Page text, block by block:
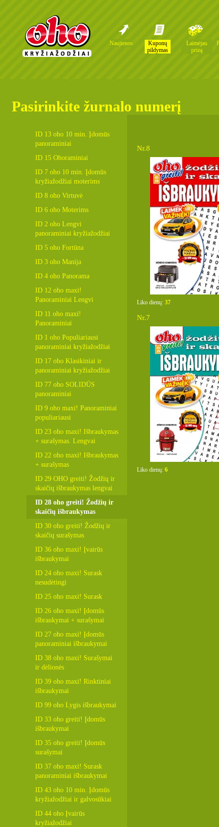
Naujienos
Kuponų
pildymas
Laimėjau
prizą
Pasirinkite žurnalo numerį
ID 13 oho 10 min. Įdomūs
panoraminiai
ID 15 Ohoraminiai
ID 7 oho 10 min. Įdomūs
kryžiažodžiai moterims
ID 8 oho Virtuvė
ID 6 oho Moterims
ID 2 oho Lengvi
panoraminiai kryžiažodžiai
ID 5 oho Fortūna
ID 3 oho Manija
ID 4 oho Panorama
ID 12 oho maxi!
Panoraminiai Lengvi
ID 11 oho maxi!
Panoraminiai
ID 1 oho Populiariausi
panoraminiai kryžiažodžiai
ID 17 oho Klasikiniai ir
panoraminiai kryžiažodžiai
ID 77 oho SOLIDŪS
panoraminiai
ID 9 oho maxi! Panoraminiai
populiariausi
ID 23 oho maxi! Išbraukymas
+ surašymas. Lengvai
ID 22 oho maxi! Išbraukymas
+ surašymas
ID 29 OHO greiti! Žodžių ir
skaičių išbraukymas lengvai
ID 28 oho greiti! Žodžių ir
skaičių išbraukymas
ID 30 oho greiti! Žodžių ir
skaičių surašymas
ID 36 oho maxi! Įvairūs
išbraukymai
ID 24 oho maxi! Surask
nesudėtingi
ID 25 oho maxi! Surask
ID 26 oho maxi! Įdomūs
išbraukymai + surašymai
ID 27 oho maxi! Įdomūs
panoraminiai išbraukymai
ID 38 oho maxi! Surašymai
ir dėlionės
ID 39 oho maxi! Rinktiniai
išbraukymai
ID 99 oho Lygis išbraukymai
ID 33 oho greiti! Įdomūs
išbraukymai
ID 35 oho greiti! Įdomūs
surašymai
ID 37 oho maxi! Surask
panoraminiai išbraukymai
ID 43 oho 10 min. Įdomūs
kryžiažodžiai ir galvosūkiai
ID 44 oho Įvairūs
kryžiažodžiai
Nr.8
Liko dienų: 37
Nr.7
Liko dienų: 6